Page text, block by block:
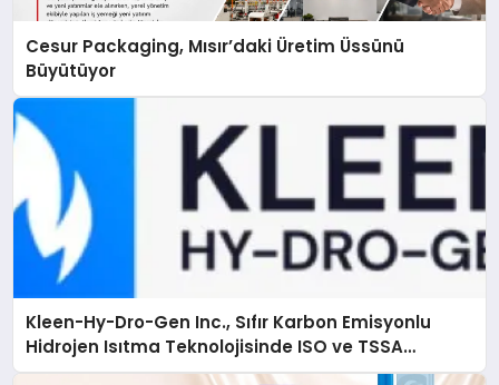
Cesur Packaging, Mısır’daki Üretim Üssünü
Büyütüyor
Kleen-Hy-Dro-Gen Inc., Sıfır Karbon Emisyonlu
Hidrojen Isıtma Teknolojisinde ISO ve TSSA
Düzenleyici Onaylarını Aldı